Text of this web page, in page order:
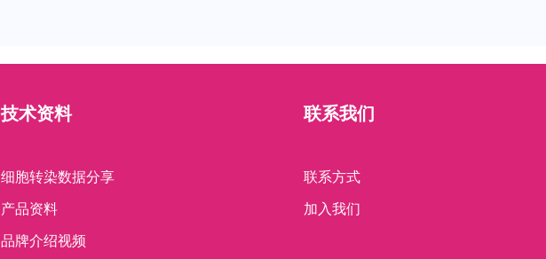
技术资料
细胞转染数据分享
产品资料
品牌介绍视频
联系我们
联系方式
加入我们